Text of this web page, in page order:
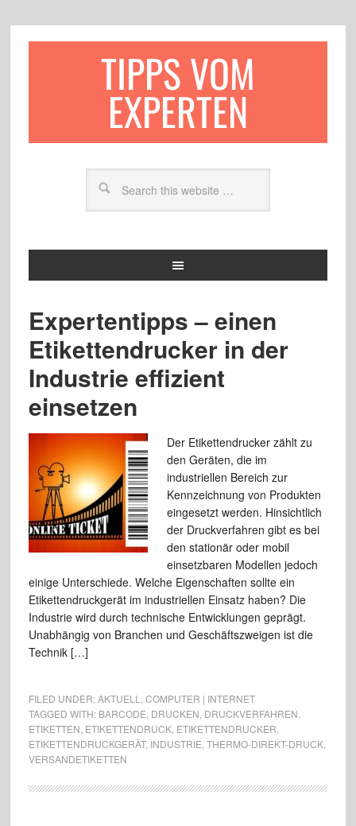
TIPPS VOM
EXPERTEN
Expertentipps – einen
Etikettendrucker in der
Industrie effizient
einsetzen
Der Etikettendrucker zählt zu
den Geräten, die im
industriellen Bereich zur
Kennzeichnung von Produkten
eingesetzt werden. Hinsichtlich
der Druckverfahren gibt es bei
den stationär oder mobil
einsetzbaren Modellen jedoch
einige Unterschiede. Welche Eigenschaften sollte ein
Etikettendruckgerät im industriellen Einsatz haben? Die
Industrie wird durch technische Entwicklungen geprägt.
Unabhängig von Branchen und Geschäftszweigen ist die
Technik […]
FILED UNDER:AKTUELL
COMPUTER | INTERNET
TAGGED WITH: BARCODE DRUCKEN DRUCKVERFAHREN
ETIKETTEN ETIKETTENDRUCK, ETIKETTENDRUCKER
ETIKETTENDRUCKGERÄT, INDUSTRIE THERMO-DIREKT-DRUCK,
VERSANDETIKETTEN